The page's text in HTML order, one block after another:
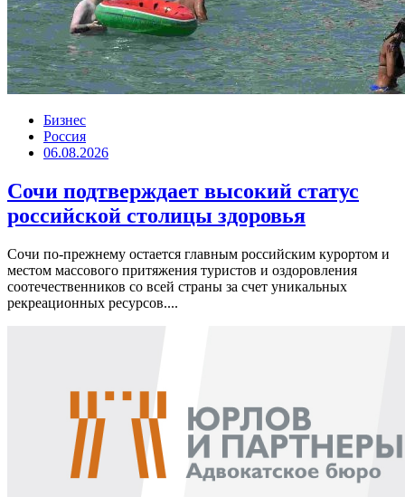
Бизнес
Россия
06.08.2026
Сочи подтверждает высокий статус
российской столицы здоровья
Сочи по-прежнему остается главным российским курортом и
местом массового притяжения туристов и оздоровления
соотечественников со всей страны за счет уникальных
рекреационных ресурсов....